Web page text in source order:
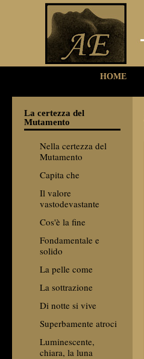
HOME
La certezza del
Mutamento
Nella certezza del
Mutamento
Capita che
Il valore
vastodevastante
Cos'è la fine
Fondamentale e
solido
La pelle come
La sottrazione
Di notte si vive
Superbamente atroci
Luminescente,
chiara, la luna